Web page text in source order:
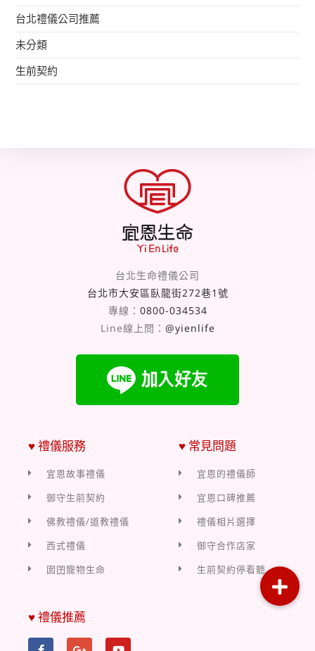
台北禮儀公司推薦
未分類
生前契約
台北生命禮儀公司
台北市大安區臥龍街272巷1號
專線： 0800-034534
Line線上問： @yienlife
♥ 禮儀服務
宜恩故事禮儀
御守生前契約
佛教禮儀/道教禮儀
西式禮儀
囡囝寵物生命
♥ 常見問題
宜恩的禮儀師
宜恩口碑推薦
禮儀相片選擇
御守合作店家
生前契約停看聽
♥ 禮儀推薦